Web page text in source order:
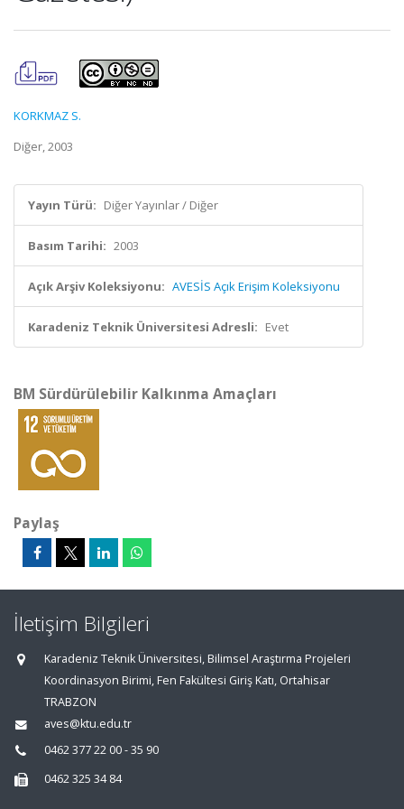
KORKMAZ S.
Diğer, 2003
Yayın Türü: Diğer Yayınlar / Diğer
Basım Tarihi: 2003
Açık Arşiv Koleksiyonu: AVESİS Açık Erişim Koleksiyonu
Karadeniz Teknik Üniversitesi Adresli: Evet
BM Sürdürülebilir Kalkınma Amaçları
Paylaş
İletişim Bilgileri
Karadeniz Teknik Üniversitesi, Bilimsel Araştırma Projeleri
Koordinasyon Birimi, Fen Fakültesi Giriş Katı, Ortahisar
TRABZON
aves@ktu.edu.tr
0462 377 22 00 - 35 90
0462 325 34 84